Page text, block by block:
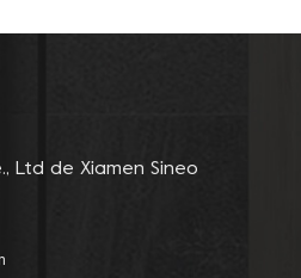
Ltd de Xiamen Sineo